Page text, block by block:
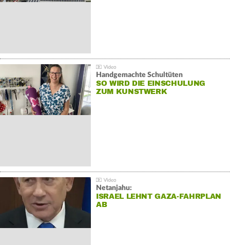
Handgemachte Schultüten
SO WIRD DIE EINSCHULUNG
ZUM KUNSTWERK
Netanjahu:
ISRAEL LEHNT GAZA-FAHRPLAN
AB